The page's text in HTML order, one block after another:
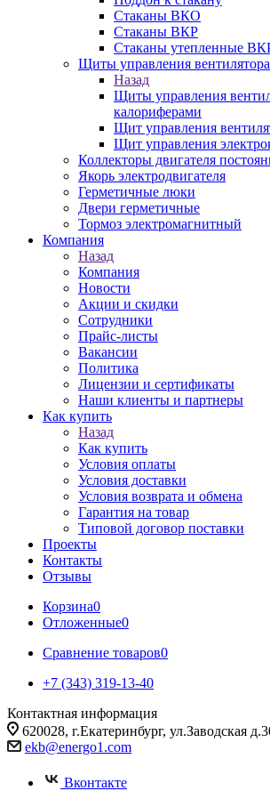
Стаканы ВКО
Стаканы ВКР
Стаканы утепленные
Щиты управления
Назад
Щиты управления
калориферами
Щит управления
Щит управления
Коллекторы двигателя
Якорь электродвигателя
Герметичные люки
Двери герметичные
Тормоз электромагнитный
Компания
Назад
Компания
Новости
Акции и скидки
Сотрудники
Прайс-листы
Вакансии
Политика
Лицензии и сертификаты
Наши клиенты и партнеры
Как купить
Назад
Как купить
Условия оплаты
Условия доставки
Условия возврата и обмена
Гарантия на товар
Типовой договор поставки
Проекты
Контакты
Отзывы
Корзина0
Отложенные0
Сравнение товаров0
+7 (343) 319-13-40
Контактная информация
620028, г.Екатеринбург, ул.Заводская
ekb@energo1.com
Вконтакте